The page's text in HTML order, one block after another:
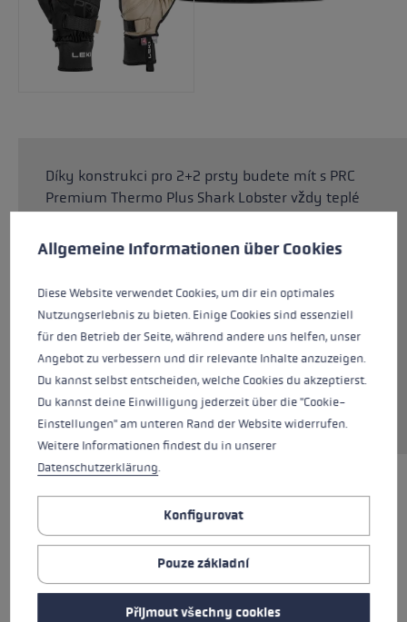
Díky konstrukci pro 2+2 prsty budete mít s PRC
Premium Thermo Plus Shark Lobster vždy teplé
useň na dlani, extrémně pružný materiál
Softspan na hřbetu ruky i izolace Primaloft®
Crosscore™ zajišťují neuvěřitelný komfort při
nošení. Rukavice jsou obzvláště odolné proti
větru díky podšívce Gore WIndstopper® Liner.
Kombinace izolace a vnitřní podšívky zajišťuje
vyšší tepelný výkon. Systém Trigger Shark s
integrovaným Powerframe umožňuje
optimální přenos výkonu na holi.
TO NEJLEPŠÍ
Rukojeťový systém
Vejít se
Allgemeine Informationen über Cookies
Diese Website verwendet Cookies, um dir ein optimales
Nutzungserlebnis zu bieten. Einige Cookies sind essenziell
für den Betrieb der Seite, während andere uns helfen, unser
Angebot zu verbessern und dir relevante Inhalte anzuzeigen.
Du kannst selbst entscheiden, welche Cookies du akzeptierst.
Du kannst deine Einwilligung jederzeit über die "Cookie-
Einstellungen" am unteren Rand der Website widerrufen.
Weitere Informationen findest du in unserer
Datenschutzerklärung.
Konfigurovat
Pouze základní
Přijmout všechny cookies